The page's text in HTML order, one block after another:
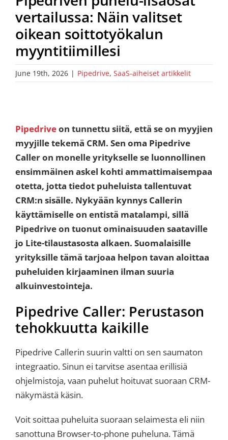
vertailussa: Näin valitset
oikean soittotyökalun
myyntitiimillesi
June 19th, 2026 | Pipedrive, SaaS-aiheiset artikkelit
Pipedriveon tunnettu siitä, että se on myyjien
myyjille tekemä CRM. Sen oma Pipedrive
Caller on monelle yritykselle se luonnollinen
ensimmäinen askel kohti ammattimaisempaa
otetta, jotta tiedot puheluista tallentuvat
CRM:n sisälle. Nykyään kynnys Callerin
käyttämiselle on entistä matalampi, sillä
Pipedrive on tuonut ominaisuuden saataville
jo Lite-tilaustasosta alkaen. Suomalaisille
yrityksille tämä tarjoaa helpon tavan aloittaa
puheluiden kirjaaminen ilman suuria
alkuinvestointeja.
Pipedrive Caller: Perustason
tehokkuutta kaikille
Pipedrive Callerin suurin valtti on sen saumaton
integraatio. Sinun ei tarvitse asentaa erillisiä
ohjelmistoja, vaan puhelut hoituvat suoraan CRM-
näkymästä käsin.
Voit soittaa puheluita suoraan selaimesta eli niin
sanottuna Browser-to-phone puheluna. Tämä